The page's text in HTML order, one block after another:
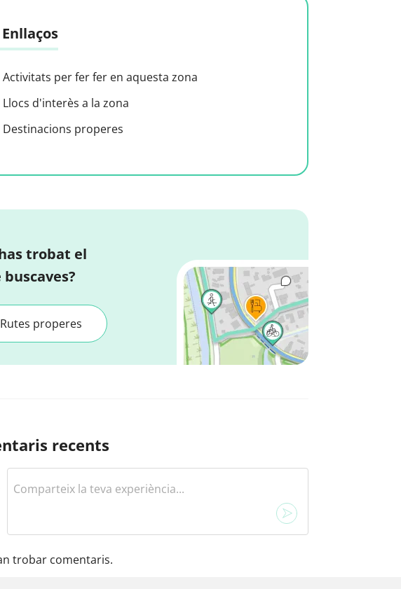
Enllaços
Activitats per fer fer en aquesta zona
Llocs d'interès a la zona
Destinacions properes
trobat el
buscaves?
Rutes properes
recents
trobar comentaris.